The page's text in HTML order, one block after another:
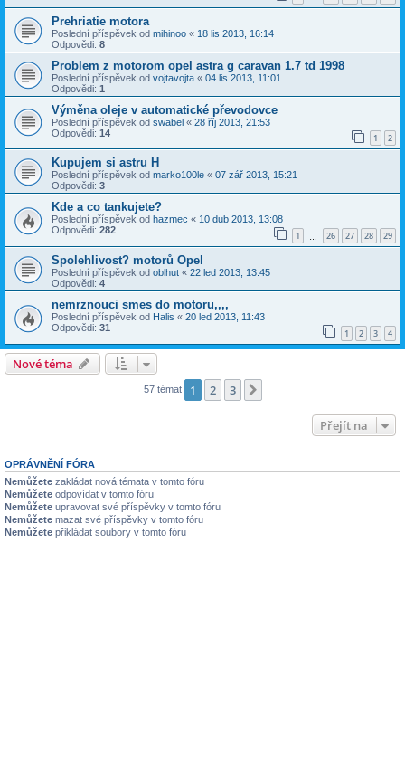
Prehriatie motora
Poslední příspěvek od mihinoo « 18 lis 2013, 16:14
Odpovědi: 8
Problem z motorom opel astra g caravan 1.7 td 1998
Poslední příspěvek od vojtavojta « 04 lis 2013, 11:01
Odpovědi: 1
Výměna oleje v automatické převodovce
Poslední příspěvek od swabel « 28 říj 2013, 21:53
Odpovědi: 14 1 2
Kupujem si astru H
Poslední příspěvek od marko100le « 07 zář 2013, 15:21
Odpovědi: 3
Kde a co tankujete?
Poslední příspěvek od hazmec « 10 dub 2013, 13:08
Odpovědi: 282 1 26 27 28 29
Spolehlivost? motorů Opel
Poslední příspěvek od oblhut « 22 led 2013, 13:45
Odpovědi: 4
nemrznouci smes do motoru,,,,
Poslední příspěvek od Halis « 20 led 2013, 11:43
Odpovědi: 31 1 2 3 4
Nové téma
57 témat 1 2 3
Přejít na
OPRÁVNĚNÍ FÓRA
Nemůžete zakládat nová témata v tomto fóru
Nemůžete odpovídat v tomto fóru
Nemůžete upravovat své příspěvky v tomto fóru
Nemůžete mazat své příspěvky v tomto fóru
Nemůžete přikládat soubory v tomto fóru